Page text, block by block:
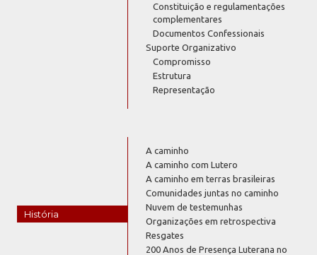
Constituição e regulamentações
complementares
Documentos Confessionais
Suporte Organizativo
Compromisso
Estrutura
Representação
História
A caminho
A caminho com Lutero
A caminho em terras brasileiras
Comunidades juntas no caminho
Nuvem de testemunhas
Organizações em retrospectiva
Resgates
200 Anos de Presença Luterana no